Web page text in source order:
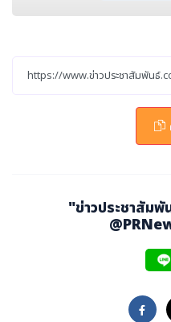
มอุตสาหกรรมอีสเทิร์นซีบอ
โลโก้ : https://
"ข่าวประชาสัม